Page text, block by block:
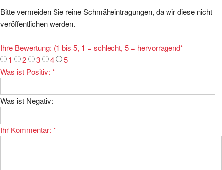
Bitte vermeiden Sie reine Schmäheintragungen, da wir diese nicht
veröffentlichen werden.
Ihre Bewertung: (1 bis 5, 1 = schlecht, 5 = hervorragend*
1
2 3 4
5
Was ist Positiv: *
Was ist Negativ:
Ihr Kommentar: *